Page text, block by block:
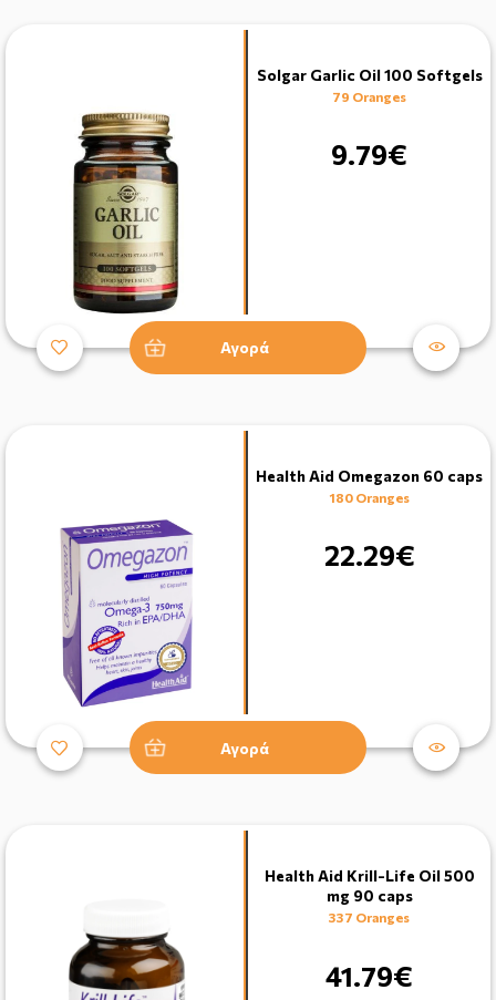
Solgar Garlic Oil 100 Softgels
79 Oranges
9.79€
Αγορά
Health Aid Omegazon 60 caps
180 Oranges
22.29€
Αγορά
Health Aid Krill-Life Oil 500
mg 90 caps
337 Oranges
41.79€